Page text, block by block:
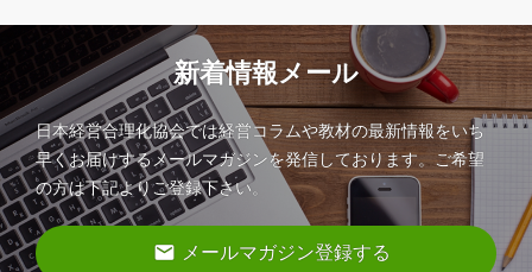
新着情報メール
日本経営合理化協会では経営コラムや教材の最新情報をいち
早くお届けするメールマガジンを発信しております。ご希望
の方は下記よりご登録下さい。
email メールマガジン登録する